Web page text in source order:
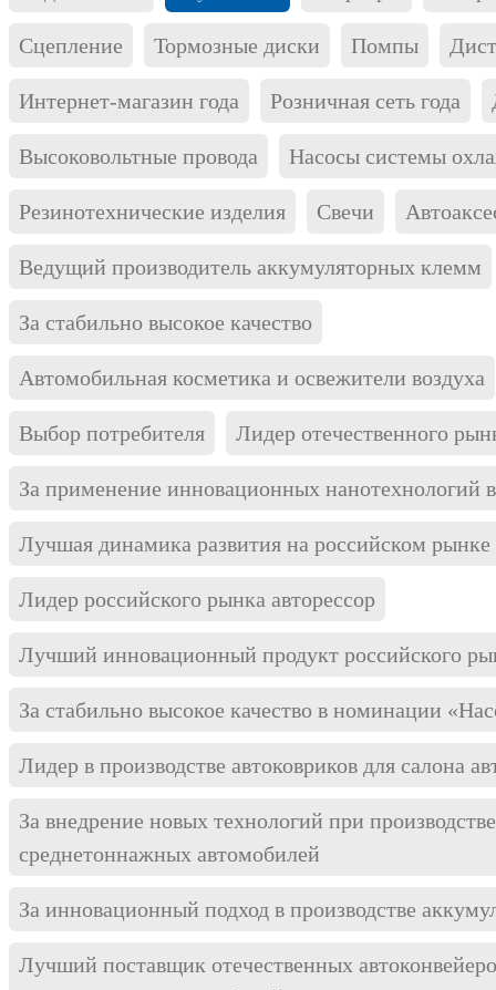
Татьяна Рубель
Проведение премии "Автокомпонент года" - одно
из самых авторитетных и знаковых событий в
номинации "автолампы" среди отечественных
важное достижение для нас.
Евгений Садков
За годы проведения премия "Автокомпонент года"
спектр брендов и продукции. Проведение
каждую компанию в отдельности и рынок в целом
потребителям лучшее.
Сцепление Тормозные диски Помпы
Интернет-магазин года Розничная сеть года
Высоковольтные провода Насосы системы
Резинотехнические изделия Свечи
Ведущий производитель аккумуляторных клемм
За стабильно высокое качество
Автомобильная косметика и освежители воздуха
Выбор потребителя Лидер отечественного
За применение инновационных нанотехнологий в
Лучшая динамика развития на российском рынке
Лидер российского рынка авторессор
Лучший инновационный продукт российского
За стабильно высокое качество в номинации
Лидер в производстве автоковриков для салона
За внедрение новых технологий при
среднетоннажных автомобилей
За инновационный подход в производстве
Лучший поставщик отечественных